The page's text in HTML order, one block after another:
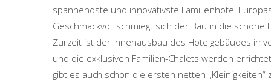
spannendste und innovativste Familienhotel
Geschmackvoll schmiegt sich der Bau in die
Zurzeit ist der Innenausbau des Hotelgebäudes in
und die exklusiven Familien-Chalets werden
gibt es auch schon die ersten netten